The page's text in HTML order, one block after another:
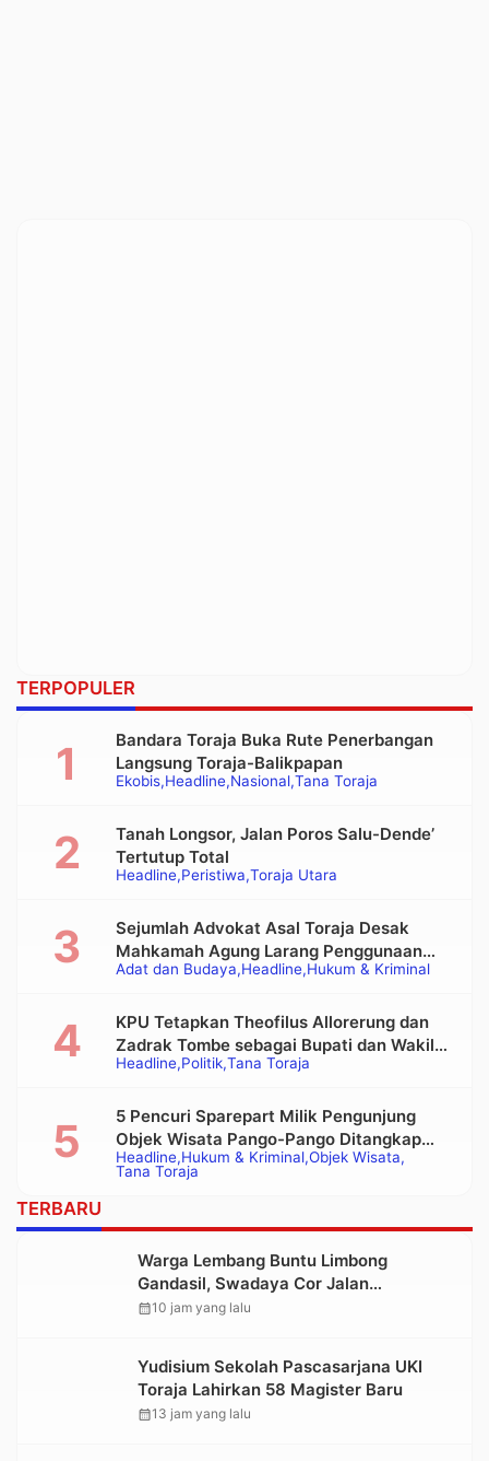
TERPOPULER
Ekobis Headline Nasional Tana Toraja
Bandara Toraja Buka Rute Penerbangan
Langsung Toraja-Balikpapan
Headline Peristiwa Toraja Utara
Tanah Longsor, Jalan Poros Salu-Dende’
Tertutup Total
Adat dan Budaya Headline Hukum & Kriminal
Sejumlah Advokat Asal Toraja Desak
Mahkamah Agung Larang Penggunaan
Alat Berat pada Eksekusi Rumah Adat
Headline Politik Tana Toraja
KPU Tetapkan Theofilus Allorerung dan
Zadrak Tombe sebagai Bupati dan Wakil
Bupati Tana Toraja Terpilih
Headline Hukum & Kriminal Objek Wisata
Tana Toraja
5 Pencuri Sparepart Milik Pengunjung
Objek Wisata Pango-Pango Ditangkap
Polisi
TERBARU
Warga Lembang Buntu Limbong
Gandasil, Swadaya Cor Jalan
Sepanjang 500 Meter
calendar_month10 jam yang lalu
Yudisium Sekolah Pascasarjana UKI
Toraja Lahirkan 58 Magister Baru
calendar_month13 jam yang lalu